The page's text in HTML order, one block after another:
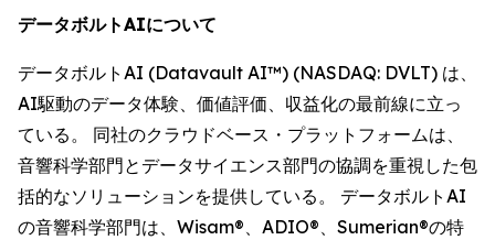
データボルトAIについて
データボルトAI (Datavault AI™) (NASDAQ: DVLT) は、
AI駆動のデータ体験、価値評価、収益化の最前線に立っ
ている。 同社のクラウドベース・プラットフォームは、
音響科学部門とデータサイエンス部門の協調を重視した包
括的なソリューションを提供している。 データボルトAI
の音響科学部門は、Wisam®、ADIO®、Sumerian®の特